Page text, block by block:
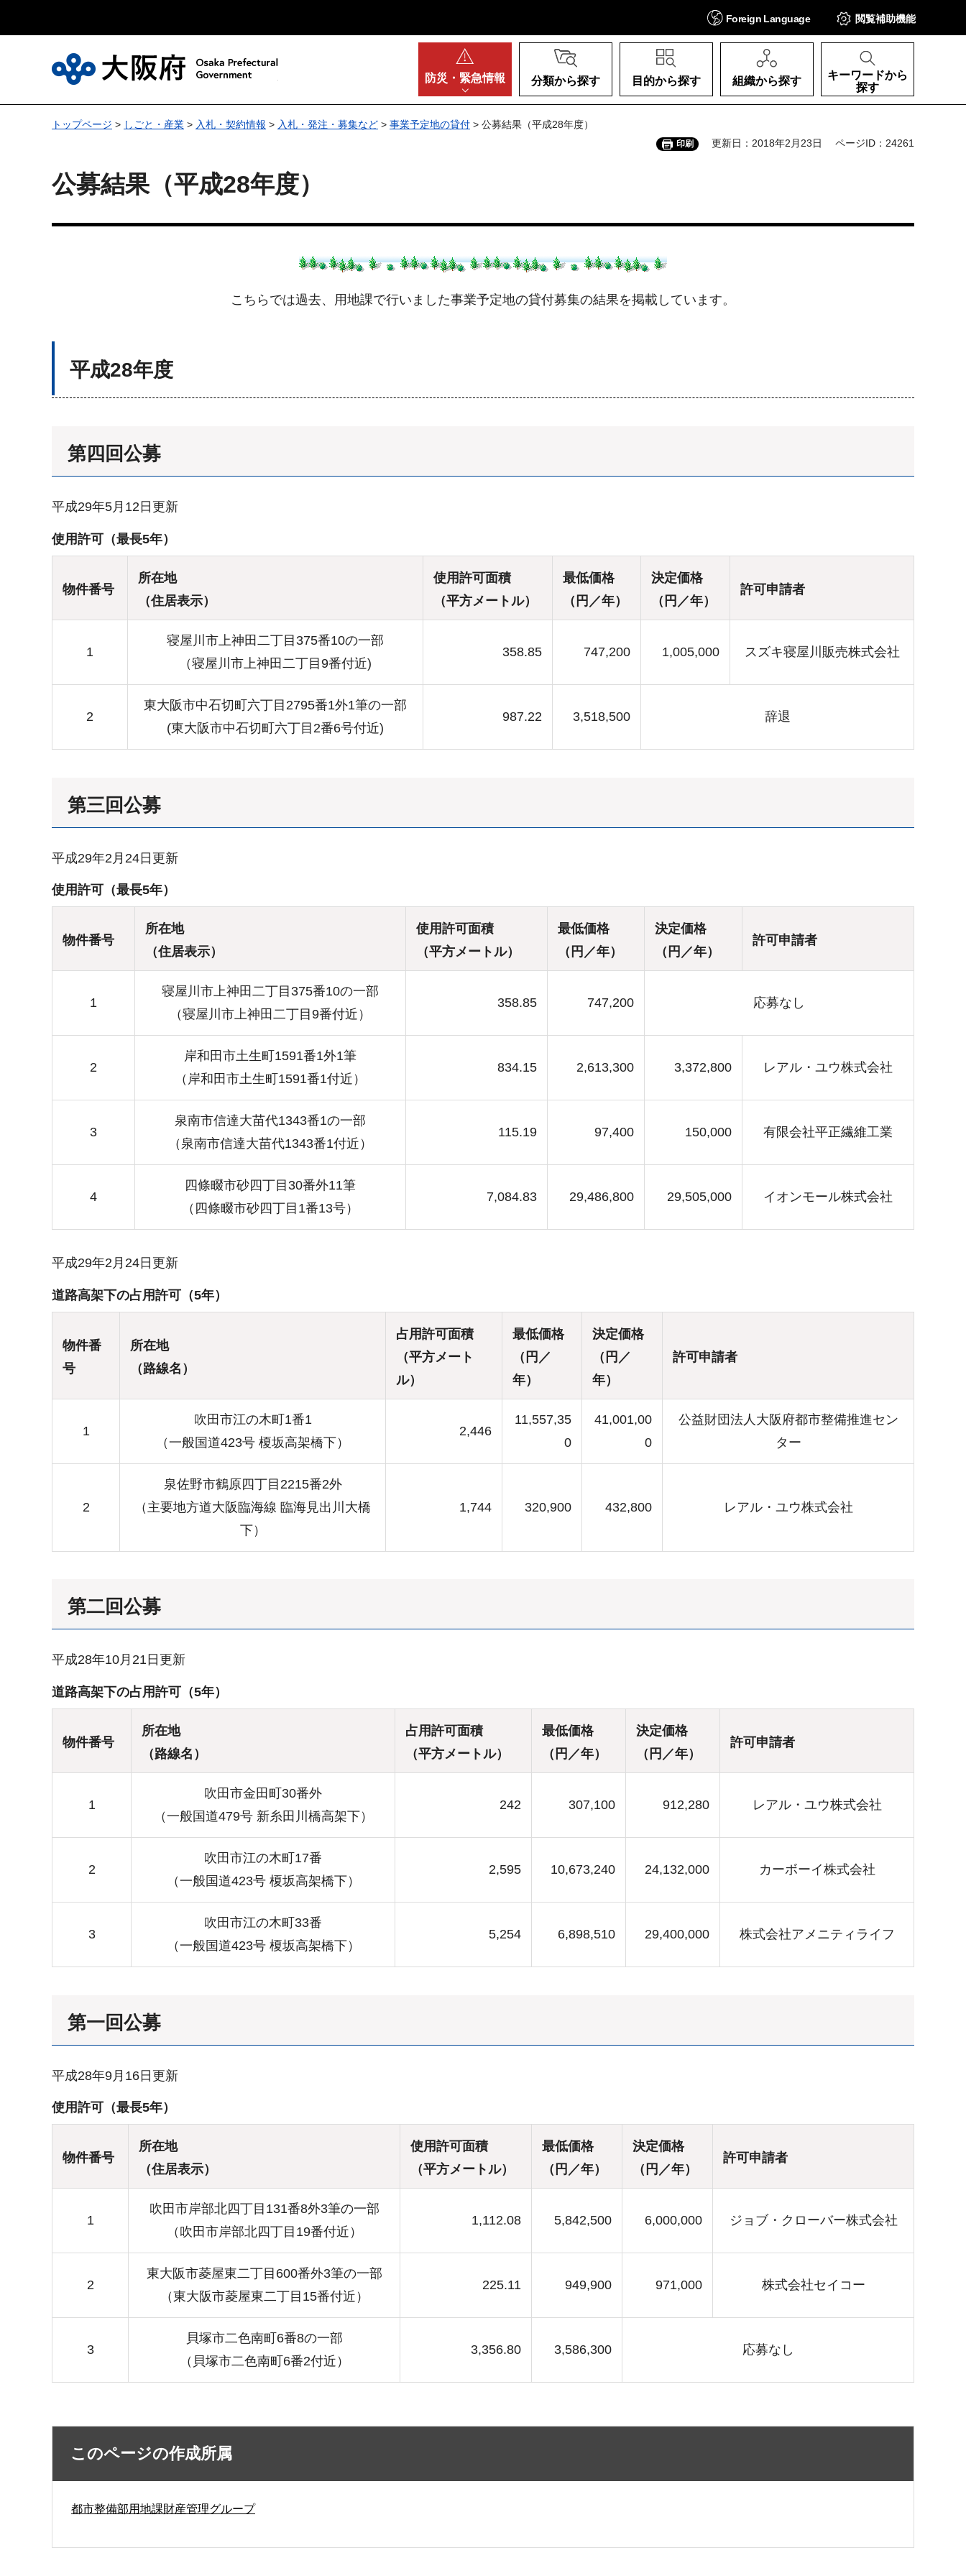
Foreign Language 閲覧補助機能
防災・ 緊急情報 分類から探す 目的から探す 組織から探す
キーワードから
探す
トップページ > しごと・産業 > 入札・契約情報 > 入札・発注・募集など > 事業予定地の貸付 > 公募結果（平成28年度）
印刷 更新日：2018年2月23日 ページID：24261
公募結果（平成28年度）
こちらでは過去、用地課で行いました事業予定地の貸付募集の結果を掲載しています。
平成28年度
第四回公募
平成29年5月12日更新
使用許可（最長5年）
物件番号
所在地
（住居表示）
使用許可面積
（平方メートル）
最低価格
（円／年）
決定価格
（円／年）
許可申請者
1
寝屋川市上神田二丁目375番10の一部
（寝屋川市上神田二丁目9番付近)
358.85 747,200 1,005,000 スズキ寝屋川販売株式会社
2
東大阪市中石切町六丁目2795番1外1筆の一部
(東大阪市中石切町六丁目2番6号付近)
987.22 3,518,500 辞退
第三回公募
平成29年2月24日更新
使用許可（最長5年）
物件番号
所在地
（住居表示）
使用許可面積
（平方メートル）
最低価格
（円／年）
決定価格
（円／年）
許可申請者
1
寝屋川市上神田二丁目375番10の一部
（寝屋川市上神田二丁目9番付近）
358.85 747,200 応募なし
2
岸和田市土生町1591番1外1筆
（岸和田市土生町1591番1付近）
834.15 2,613,300 3,372,800 レアル・ユウ株式会社
3
泉南市信達大苗代1343番1の一部
（泉南市信達大苗代1343番1付近）
115.19 97,400 150,000 有限会社平正繊維工業
4
四條畷市砂四丁目30番外11筆
（四條畷市砂四丁目1番13号）
7,084.83 29,486,800 29,505,000 イオンモール株式会社
平成29年2月24日更新
道路高架下の占用許可（5年）
物件番
号
所在地
（路線名）
占用許可面積
（平方メート
ル）
最低価格
（円／
年）
決定価格
（円／
年）
許可申請者
1
吹田市江の木町1番1
（一般国道423号 榎坂高架橋下）
2,446
11,557,35
0
41,001,00
0
公益財団法人大阪府都市整備推進セン
ター
2
泉佐野市鶴原四丁目2215番2外
（主要地方道大阪臨海線 臨海見出川大橋
下）
1,744 320,900 432,800 レアル・ユウ株式会社
第二回公募
平成28年10月21日更新
道路高架下の占用許可（5年）
物件番号
所在地
（路線名）
占用許可面積
（平方メートル）
最低価格
（円／年）
決定価格
（円／年）
許可申請者
1
吹田市金田町30番外
（一般国道479号 新糸田川橋高架下）
242 307,100 912,280 レアル・ユウ株式会社
2
吹田市江の木町17番
（一般国道423号 榎坂高架橋下）
2,595 10,673,240 24,132,000 カーボーイ株式会社
3
吹田市江の木町33番
（一般国道423号 榎坂高架橋下）
5,254 6,898,510 29,400,000 株式会社アメニティライフ
第一回公募
平成28年9月16日更新
使用許可（最長5年）
物件番号
所在地
（住居表示）
使用許可面積
（平方メートル）
最低価格
（円／年）
決定価格
（円／年）
許可申請者
1
吹田市岸部北四丁目131番8外3筆の一部
（吹田市岸部北四丁目19番付近）
1,112.08 5,842,500 6,000,000 ジョブ・クローバー株式会社
2
東大阪市菱屋東二丁目600番外3筆の一部
（東大阪市菱屋東二丁目15番付近）
225.11 949,900 971,000 株式会社セイコー
3
貝塚市二色南町6番8の一部
（貝塚市二色南町6番2付近）
3,356.80 3,586,300 応募なし
このページの作成所属
都市整備部用地課財産管理グループ